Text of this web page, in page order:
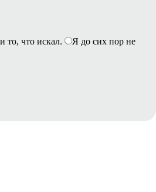
то, что искал.
Я до сих пор не